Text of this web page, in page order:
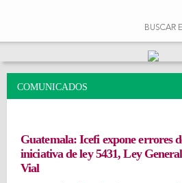
principalBUSCAR
COMUNICADOS
Guatemala: Icefi expone errores
iniciativa de ley 5431, Ley
Vial